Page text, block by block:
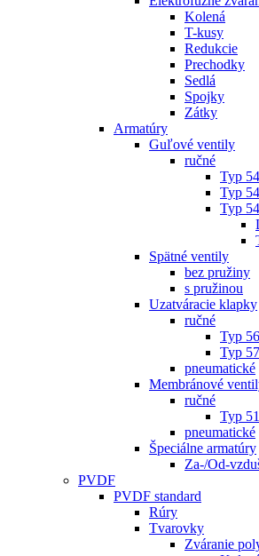
Kolená
T-kusy
Redukcie
Prechodky
Sedlá
Spojky
Zátky
Armatúry
Guľové ventily
ručné
Typ
Typ
Typ
Spätné ventily
bez pružiny
s pružinou
Uzatváracie klapky
ručné
Typ
Typ
pneumatické
Membránové
ručné
Typ
pneumatické
Špeciálne armatúry
Za-/Od-
PVDF
PVDF standard
Rúry
Tvarovky
Zváranie